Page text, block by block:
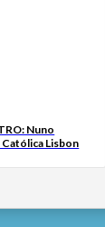
Nuno
Lisbon